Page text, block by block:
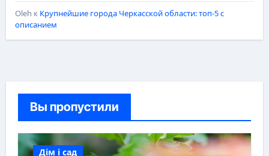
Oleh к Крупнейшие города Черкасской области: топ-5 с
описанием
Вы пропустили
Дім і сад